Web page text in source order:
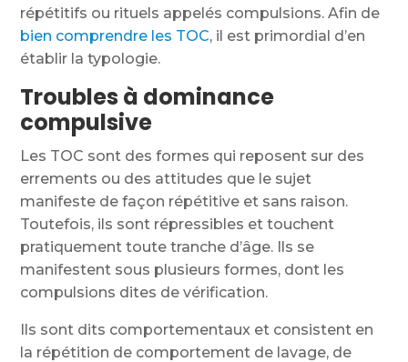
répétitifs ou rituels appelés compulsions. Afin de
bien comprendre les TOC, il est primordial d’en
établir la typologie.
Troubles à dominance
compulsive
Les TOC sont des formes qui reposent sur des
errements ou des attitudes que le sujet
manifeste de façon répétitive et sans raison.
Toutefois, ils sont répressibles et touchent
pratiquement toute tranche d’âge. Ils se
manifestent sous plusieurs formes, dont les
compulsions dites de vérification.
Ils sont dits comportementaux et consistent en
la répétition de comportement de lavage, de